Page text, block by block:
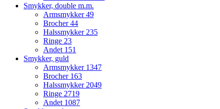
Smykker, double m.m.
Armsmykker49
Brocher44
Halssmykker235
Ringe 23
Andet 151
Smykker, guld
Armsmykker 1347
Brocher 163
Halssmykker2049
Ringe 2719
Andet 1087